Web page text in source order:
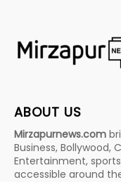
ABOUT US
Mirzapurnews.com
Business, Bollywood,
Entertainment,
accessible around